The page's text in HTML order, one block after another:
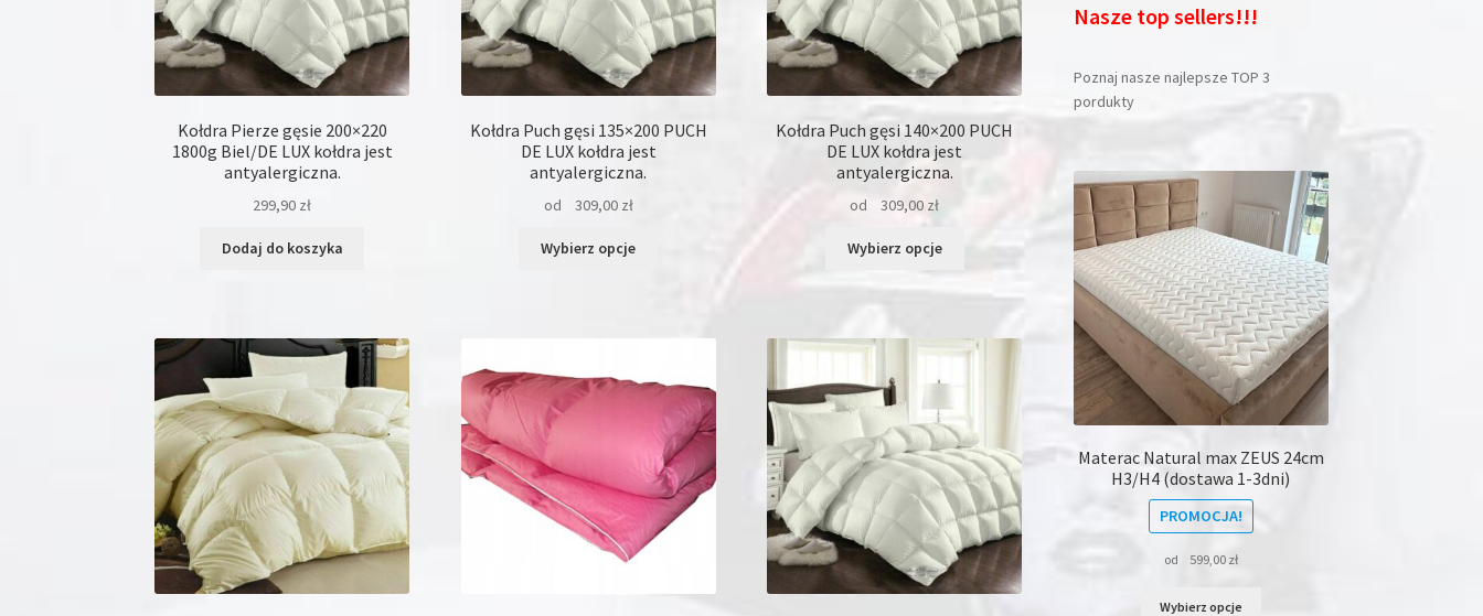
Kołdra Pierze gęsie 200×220
1800g Biel/DE LUX kołdra jest
antyalergiczna.
299,90 zł
Dodaj do koszyka
Kołdra Puch gęsi 135×200 PUCH
DE LUX kołdra jest
antyalergiczna.
od 309,00 zł
Wybierz opcje
wariantów.
można
wybrać
na
stronie
produktu
Kołdra Puch gęsi 140×200 PUCH
DE LUX kołdra jest
antyalergiczna.
od 309,00 zł
Wybierz opcje
wariantów.
Opcje
na
stronie
produktu
Nasze top sellers!!!
Poznaj nasze najlepsze TOP 3
pordukty
Materac Natural max ZEUS 24cm
H3/H4 (dostawa 1-3dni)
PROMOCJA!
od 599,00 zł
Wybierz opcje